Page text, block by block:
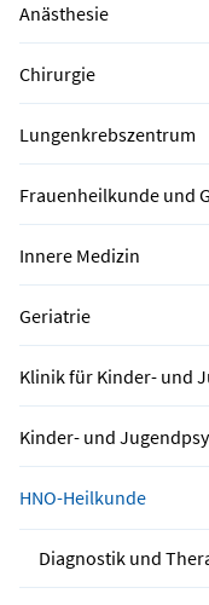
Anästhesie
Chirurgie
Lungenkrebszentrum
Frauenheilkunde und
Innere Medizin
Geriatrie
Klinik für Kinder- und
Kinder- und
HNO-Heilkunde
Diagnostik und